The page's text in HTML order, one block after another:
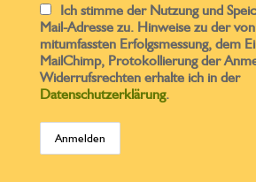
Ich stimme der Nutzung und
Mail-Adresse zu. Hinweise zu der
mitumfassten Erfolgsmessung, dem
MailChimp, Protokollierung der
Widerrufsrechten erhalte ich in der
Datenschutzerklärung.